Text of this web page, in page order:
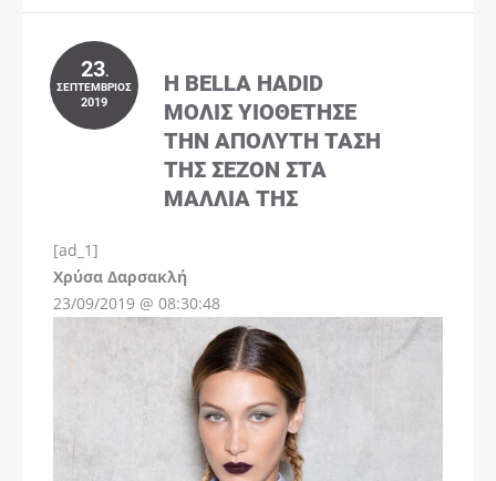
23.
ΣΕΠΤΈΜΒΡΙΟΣ
2019
Η BELLA HADID
ΜΌΛΙΣ ΥΙΟΘΈΤΗΣΕ
ΤΗΝ ΑΠΌΛΥΤΗ ΤΆΣΗ
ΤΗΣ ΣΕΖΌΝ ΣΤΑ
ΜΑΛΛΙΆ ΤΗΣ
[ad_1]
Χρύσα Δαρσακλή
23/09/2019 @ 08:30:48